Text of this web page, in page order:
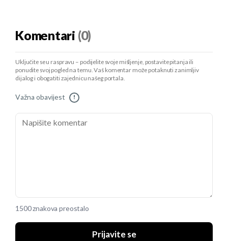
Komentari (0)
Uključite se u raspravu – podijelite svoje mišljenje, postavite pitanja ili
ponudite svoj pogled na temu. Vaš komentar može potaknuti zanimljiv
dijalog i obogatiti zajednicu našeg portala.
Važna obavijest !
1500 znakova preostalo
Prijavite se